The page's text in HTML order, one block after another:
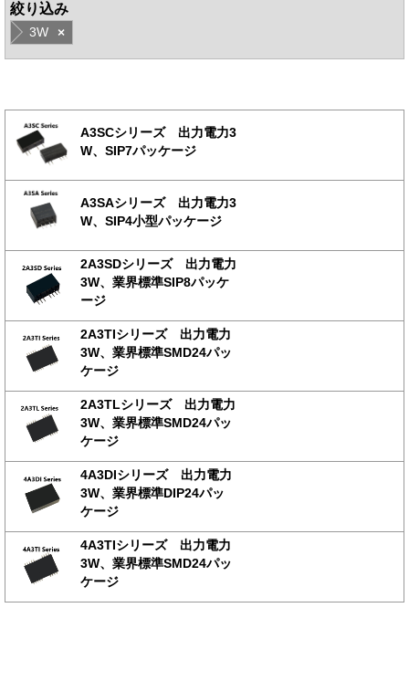
絞り込み
3W ×
A3SCシリーズ 出力電力3
W、SIP7パッケージ
A3SAシリーズ 出力電力3
W、SIP4小型パッケージ
2A3SDシリーズ 出力電力
3W、業界標準SIP8パッケ
ージ
2A3TIシリーズ 出力電力
3W、業界標準SMD24パッ
ケージ
2A3TLシリーズ 出力電力
3W、業界標準SMD24パッ
ケージ
4A3DIシリーズ 出力電力
3W、業界標準DIP24パッ
ケージ
4A3TIシリーズ 出力電力
3W、業界標準SMD24パッ
ケージ